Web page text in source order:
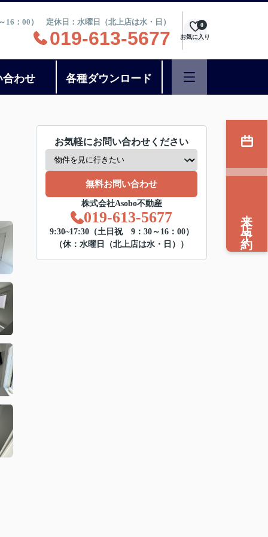
：00） 定休日：水曜日（北上店は水・日）
019-613-5677 お気に入り
0
合わせ 各種ダウンロード
お気軽にお問い合わせください
無料お問い合わせ
株式会社Asobo不動産
019-613-5677
9:30~17:30（土日祝 9：30～16：00）
（休：水曜日（北上店は水・日））
来店予約